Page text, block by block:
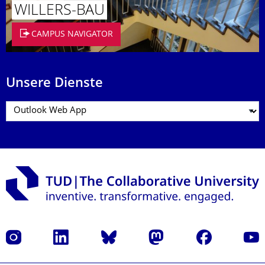
WILLERS-BAU
CAMPUS NAVIGATOR
Unsere Dienste
Instagram LinkedIn Bluesky Mastodon Facebook